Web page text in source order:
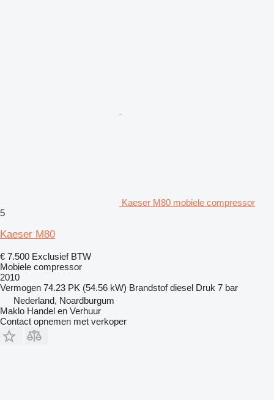
Kaeser M80 mobiele compressor
5
Kaeser M80
€ 7.500 Exclusief BTW
Mobiele compressor
2010
Vermogen 74.23 PK (54.56 kW) Brandstof diesel Druk 7 bar
Nederland, Noardburgum
Maklo Handel en Verhuur
Contact opnemen met verkoper